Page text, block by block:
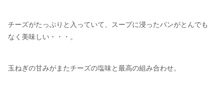
チーズがたっぷりと入っていて、スープに浸ったパンがとんでも
なく美味しい・・・。
玉ねぎの甘みがまたチーズの塩味と最高の組み合わせ。